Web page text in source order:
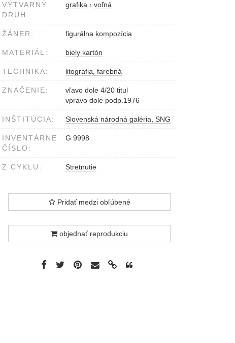
VÝTVARNÝ
DRUH:
grafika › voľná
ŽÁNER: figurálna kompozícia
MATERIÁL: biely kartón
TECHNIKA: litografia, farebná
ZNAČENIE:
vľavo dole 4/20 titul
vpravo dole podp.1976
INŠTITÚCIA: Slovenská národná galéria, SNG
INVENTÁRNE
ČÍSLO:
G 9998
Z CYKLU: Stretnutie
Pridať medzi obľúbené
objednať reprodukciu